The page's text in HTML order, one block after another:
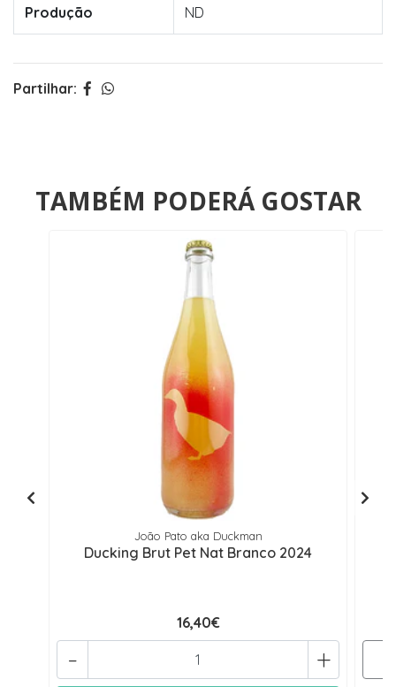
Produção ND
Partilhar:
TAMBÉM PODERÁ GOSTAR
João Pato aka Duckman
Ducking Brut Pet Nat Branco 2024
16,40€
+
-